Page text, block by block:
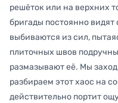
решёток или на верхних
бригады постоянно видят
выбиваются из сил,
плиточных швов
размазывают её. Мы
разбираем этот хаос на
действительно портит